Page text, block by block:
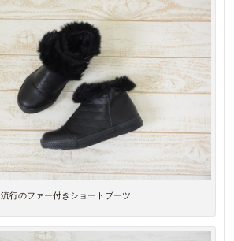
流行のファー付きショートブーツ